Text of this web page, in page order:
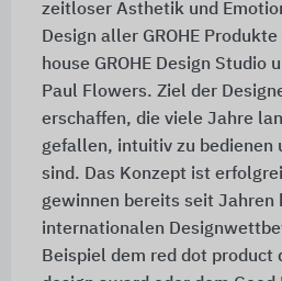
zeitloser Ästhetik und
Design aller GROHE
house GROHE Design Studio
Paul Flowers. Ziel der
erschaffen, die viele Jahre
gefallen, intuitiv zu bedienen
sind. Das Konzept ist
gewinnen bereits seit Jahren
internationalen
Beispiel dem red dot product